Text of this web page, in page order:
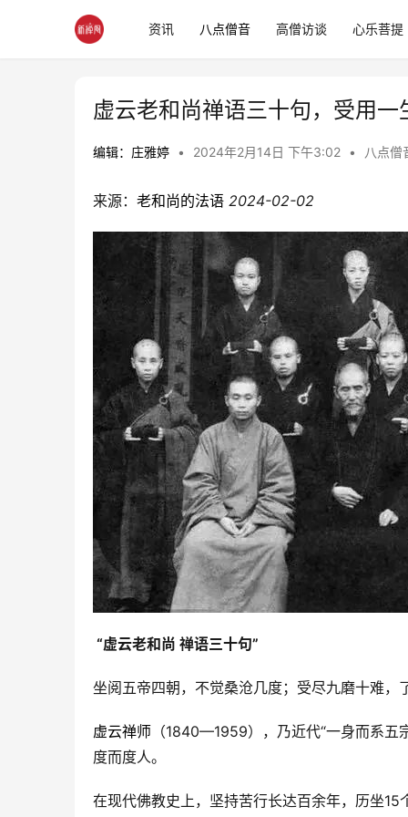
资讯 八点僧音 高僧访谈 心乐菩提
虚云老和尚禅语三十句，受用一
编辑：庄雅婷 • 2024年2月14日 下午3:02 • 八点僧
来源： 老和尚的法语 2024-02-02
“虚云老和尚 禅语三十句”
坐阅五帝四朝，不觉桑沧几度；受尽九磨十难，
虚云禅师 （1840—1959），乃近代“一身而系
度而度人。
在现代佛教史上，坚持苦行长达百余年，历坐